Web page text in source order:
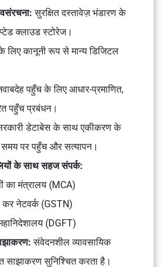
सुरक्षित दस्तावेज़ भंडारण के
क्लाउड स्टोरेज।
लिए कानूनी रूप से मान्य डिजिटल
पहुँच के लिए आधार-प्रमाणित,
पहुँच प्रबंधन।
डेटाबेस के साथ एकीकरण के
समय पर पहुँच और सत्यापन।
के साथ सहज संपर्क:
का मंत्रालय (MCA)
नेटवर्क (GSTN)
(DGFT)
संवेदनशील व्यावसायिक
साझाकरण सुनिश्चित करता है।